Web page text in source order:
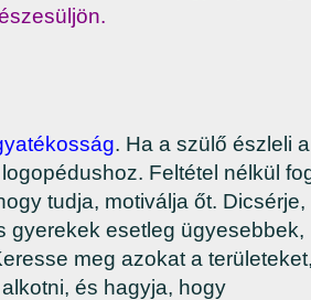
. Ha a szülő észleli a
Feltétel nélkül
tudja, motiválja őt. Dicsérje,
gyerekek esetleg ügyesebbek,
meg azokat a területeket,
és hagyja, hogy